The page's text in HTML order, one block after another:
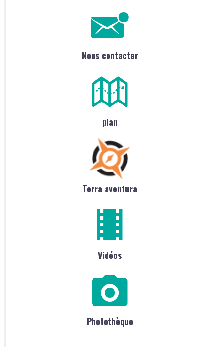
Nous contacter
plan
Terra aventura
Vidéos
Photothèque